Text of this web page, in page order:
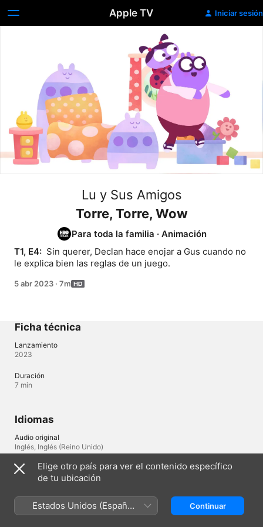
Apple TV Iniciar sesión
Lu y Sus Amigos
Torre, Torre, Wow
Para toda la familia · Animación
T1, E4: Sin querer, Declan hace enojar a Gus cuando no
le explica bien las reglas de un juego.
5 abr 2023 · 7m
Ficha técnica
Lanzamiento
2023
Duración
7 min
Idiomas
Audio original
Inglés, Inglés (Reino Unido)
Copyright © 2026 Apple Inc.
Todos los derechos reservados.
Elige otro país para ver el contenido específico
de tu ubicación
Estados Unidos (Español
México)
Continuar